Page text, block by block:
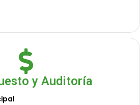
y Auditoría